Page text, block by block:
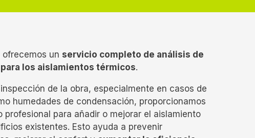
ofrecemos un servicio completo de análisis de
los aislamientos térmicos.
de la obra, especialmente en casos de
humedades de condensación, proporcionamos
profesional para añadir o mejorar el aislamiento
existentes. Esto ayuda a prevenir